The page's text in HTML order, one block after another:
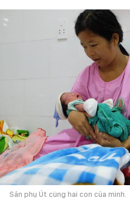
Sản phụ Út cùng hai con của mình.